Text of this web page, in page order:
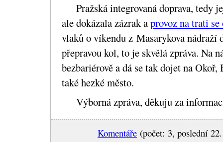
Pražská integrovaná doprava, tedy
ale dokázala zázrak aprovoz na trati se
vlaků o víkendu z Masarykova nádraží
přepravou kol, to je skvělá zpráva. Na
bezbariérově a dá se tak dojet na
také hezké město.
Výborná zpráva, děkuju za
Komentáře (počet: 3, poslední